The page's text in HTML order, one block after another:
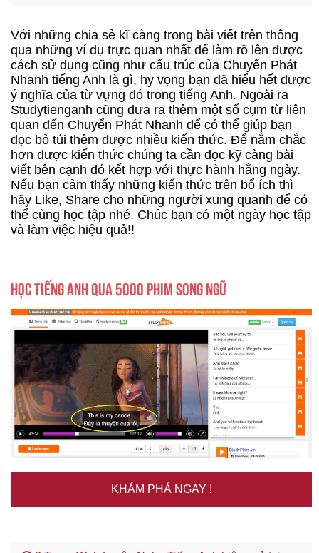
Với những chia sẻ kĩ càng trong bài viết trên thông
qua những ví dụ trực quan nhất để làm rõ lên được
cách sử dụng cũng như cấu trúc của Chuyển Phát
Nhanh tiếng Anh là gì, hy vọng bạn đã hiểu hết được
ý nghĩa của từ vựng đó trong tiếng Anh. Ngoài ra
Studytienganh cũng đưa ra thêm một số cụm từ liên
quan đến Chuyển Phát Nhanh để có thể giúp bạn
đọc bỏ túi thêm được nhiều kiến thức. Để nắm chắc
hơn được kiến thức chúng ta cần đọc kỹ càng bài
viết bên cạnh đó kết hợp với thực hành hằng ngày.
Nếu bạn cảm thấy những kiến thức trên bổ ích thì
hãy Like, Share cho những người xung quanh để có
thể cùng học tập nhé. Chúc bạn có một ngày học tập
và làm việc hiệu quả!!
HỌC TIẾNG ANH QUA 5000 PHIM SONG NGỮ
KHÁM PHÁ NGAY !